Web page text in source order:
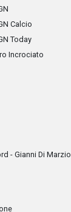
Calcio
Today
Incrociato
- Gianni Di Marzio